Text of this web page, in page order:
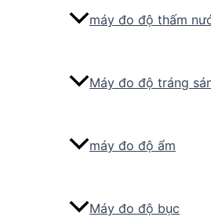
máy đo độ thấm
Máy đo độ tráng
máy đo độ ẩm
Máy đo độ bục